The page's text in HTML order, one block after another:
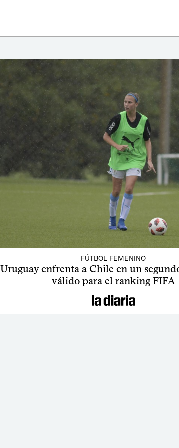
FÚTBOL FEMENINO
Uruguay enfrenta a Chile en un
válido para el ranking FIFA